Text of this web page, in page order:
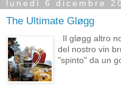
lunedì 6 dicembre
The Ultimate Gløgg
Il gløgg altro
del nostro vin
"spinto" da un